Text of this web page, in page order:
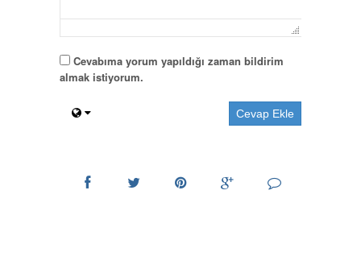
Cevabıma yorum yapıldığı zaman bildirim
almak istiyorum.